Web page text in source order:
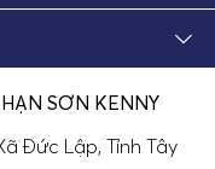
SƠN KENNY
Đức Lập, Tỉnh Tây